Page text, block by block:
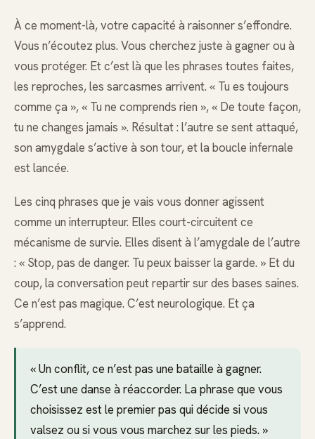
À ce moment-là, votre capacité à raisonner s’effondre.
Vous n’écoutez plus. Vous cherchez juste à gagner ou à
vous protéger. Et c’est là que les phrases toutes faites,
les reproches, les sarcasmes arrivent. « Tu es toujours
comme ça », « Tu ne comprends rien », « De toute façon,
tu ne changes jamais ». Résultat : l’autre se sent attaqué,
son amygdale s’active à son tour, et la boucle infernale
est lancée.
Les cinq phrases que je vais vous donner agissent
comme un interrupteur. Elles court-circuitent ce
mécanisme de survie. Elles disent à l’amygdale de l’autre
: « Stop, pas de danger. Tu peux baisser la garde. » Et du
coup, la conversation peut repartir sur des bases saines.
Ce n’est pas magique. C’est neurologique. Et ça
s’apprend.
« Un conflit, ce n’est pas une bataille à gagner.
C’est une danse à réaccorder. La phrase que vous
choisissez est le premier pas qui décide si vous
valsez ou si vous vous marchez sur les pieds. »